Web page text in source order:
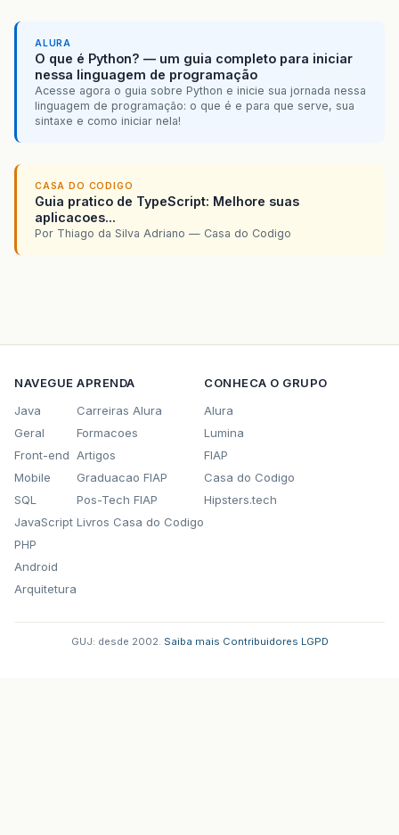
ALURA
O que é Python? — um guia completo para iniciar
nessa linguagem de programação
Acesse agora o guia sobre Python e inicie sua jornada nessa
linguagem de programação: o que é e para que serve, sua
sintaxe e como iniciar nela!
CASA DO CODIGO
Guia pratico de TypeScript: Melhore suas
aplicacoes...
Por Thiago da Silva Adriano — Casa do Codigo
NAVEGUE
Java
Geral
Front-end
Mobile
SQL
JavaScript
PHP
Android
Arquitetura
APRENDA
Carreiras Alura
Formacoes
Artigos
Graduacao FIAP
Pos-Tech FIAP
Livros Casa do Codigo
CONHECA O GRUPO
Alura
Lumina
FIAP
Casa do Codigo
Hipsters.tech
GUJ: desde 2002. Saiba mais Contribuidores LGPD